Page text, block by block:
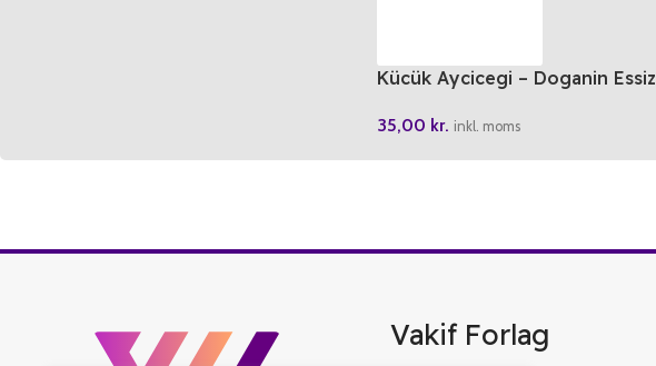
Kücük Aycicegi – Doganin Essiz
35,00 kr. inkl. moms
Vakif Forlag